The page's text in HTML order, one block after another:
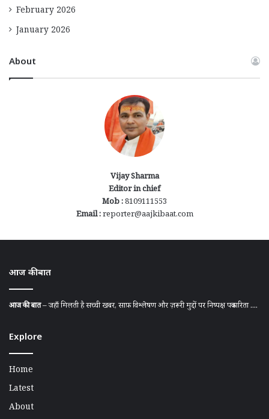
February 2026
January 2026
About
Vijay Sharma
Editor in chief
Mob :8109111553
Email :reporter@aajkibaat.com
आज की बात
आज की बात– जहाँ मिलती है सच्ची खबर, साफ़ विश्लेषण और ज़रूरी मुद्दों पर निष्पक्ष पत्रकारिता ....
Explore
Home
Latest
About